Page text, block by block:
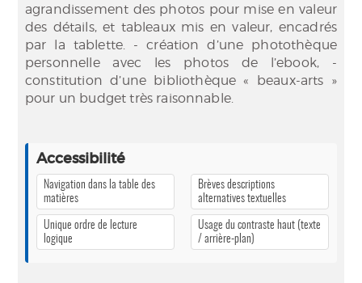
agrandissement des photos pour mise en valeur
des détails, et tableaux mis en valeur, encadrés
par la tablette. - création d’une photothèque
personnelle avec les photos de l’ebook, -
constitution d’une bibliothèque « beaux-arts »
pour un budget très raisonnable.
Accessibilité
Navigation dans la table des
matières
Unique ordre de lecture
logique
Brèves descriptions
alternatives textuelles
Usage du contraste haut (texte
/ arrière-plan)